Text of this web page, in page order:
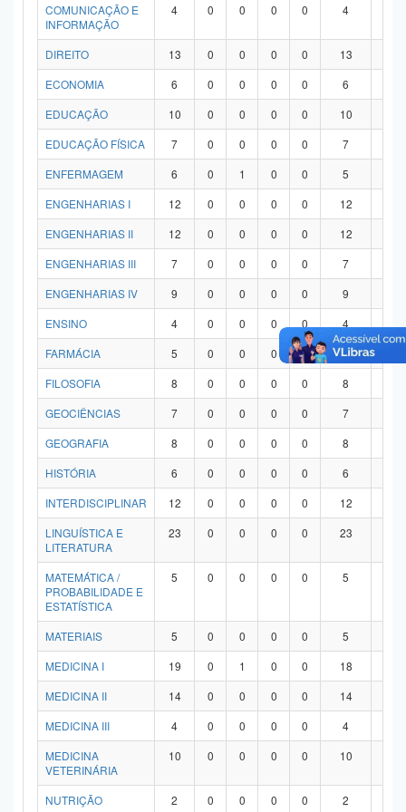
COMUNICAÇÃO E
INFORMAÇÃO
4 0 0 0 0 4
DIREITO 13 0 0 0 0 13
ECONOMIA
6 0 0 0 0 6
EDUCAÇÃO
10 0 0 0 0 10
EDUCAÇÃO FÍSICA
7 0 0 0 0 7
ENFERMAGEM
6 0 1 0 0 5
ENGENHARIAS I
12 0 0 0 0 12
ENGENHARIAS II
12 0 0 0 0 12
ENGENHARIAS III
7 0 0 0 0 7
ENGENHARIAS IV
9 0 0 0 0 9
ENSINO
4 0 0 0 0 4
FARMÁCIA
5 0 0 0 0 5
FILOSOFIA
8 0 0 0 0 8
GEOCIÊNCIAS
7 0 0 0 0 7
GEOGRAFIA
8 0 0 0 0 8
HISTÓRIA
6 0 0 0 0 6
INTERDISCIPLINAR
12 0 0 0 0 12
LINGUÍSTICA E
LITERATURA
23 0 0 0 0 23
MATEMÁTICA /
PROBABILIDADE E
ESTATÍSTICA
5 0 0 0 0 5
MATERIAIS 5 0 0 0 0 5
MEDICINA I
19 0 1 0 0 18
MEDICINA II
14 0 0 0 0 14
MEDICINA III
4 0 0 0 0 4
MEDICINA
VETERINÁRIA
10 0 0 0 0 10
NUTRIÇÃO 2 0 0 0 0 2